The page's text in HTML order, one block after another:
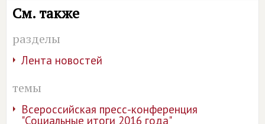
См. также
разделы
Лента новостей
темы
Всероссийская пресс-конференция
"Социальные итоги 2016 года"